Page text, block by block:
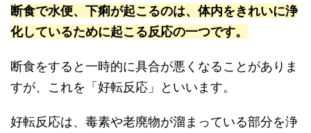
断食で水便、下痢が起こるのは、体内をきれいに浄
化しているために起こる反応の一つです。
断食をすると一時的に具合が悪くなることがありま
すが、これを「好転反応」といいます。
好転反応は、毒素や老廃物が溜まっている部分を浄